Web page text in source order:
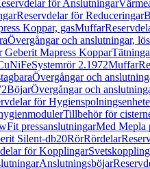
för Anslutningar
Reservdelar för Reduceringar
Koppar, gasMuffar
Övergångar och anslutningar,
Geberit Mapress Koppar
Systemrör 2.1972Muffar
Övergångar och
BöjarÖvergångar och
för
Tillbehör för
pressanslutningarMed Mepla
Silent-db20RörRördelar
för Kopplingar
Anslutningsböjar